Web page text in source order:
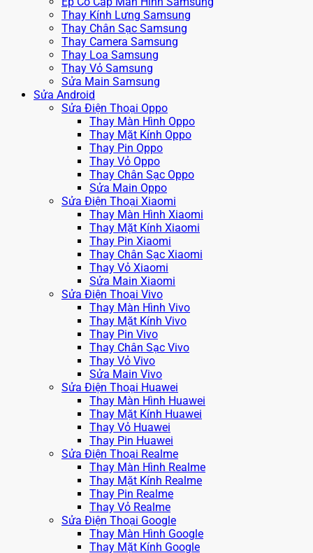
Thay Kính Lưng Samsung
Thay Chân Sạc Samsung
Thay Camera Samsung
Thay Loa Samsung
Thay Vỏ Samsung
Sửa Main Samsung
Sửa Android
Sửa Điện Thoại Oppo
Thay Màn Hình Oppo
Thay Mặt Kính Oppo
Thay Pin Oppo
Thay Vỏ Oppo
Thay Chân Sạc Oppo
Sửa Main Oppo
Sửa Điện Thoại Xiaomi
Thay Màn Hình Xiaomi
Thay Mặt Kính Xiaomi
Thay Pin Xiaomi
Thay Chân Sạc Xiaomi
Thay Vỏ Xiaomi
Sửa Main Xiaomi
Sửa Điện Thoại Vivo
Thay Màn Hình Vivo
Thay Mặt Kính Vivo
Thay Pin Vivo
Thay Chân Sạc Vivo
Thay Vỏ Vivo
Sửa Main Vivo
Sửa Điện Thoại Huawei
Thay Màn Hình Huawei
Thay Mặt Kính Huawei
Thay Vỏ Huawei
Thay Pin Huawei
Sửa Điện Thoại Realme
Thay Màn Hình Realme
Thay Mặt Kính Realme
Thay Pin Realme
Thay Vỏ Realme
Sửa Điện Thoại Google
Thay Màn Hình Google
Thay Mặt Kính Google